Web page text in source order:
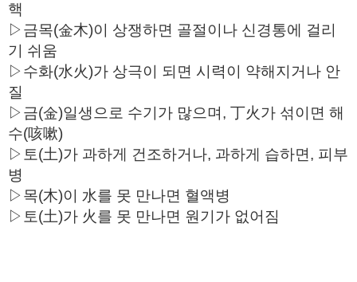
핵
▷금목(金木)이 상쟁하면 골절이나 신경통에 걸리
기 쉬움
▷수화(水火)가 상극이 되면 시력이 약해지거나 안
질
▷금(金)일생으로 수기가 많으며, 丁火가 섞이면 해
수(咳嗽)
▷토(土)가 과하게 건조하거나, 과하게 습하면, 피부
병
▷목(木)이 水를 못 만나면 혈액병
▷토(土)가 火를 못 만나면 원기가 없어짐